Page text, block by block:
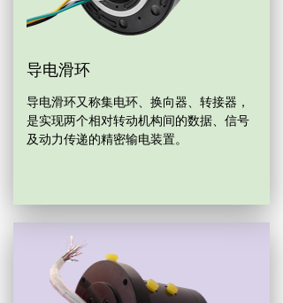
导电滑环
导电滑环又称集电环、换向器、转接器，
是实现两个相对转动机构间的数据、信号
及动力传递的精密输电装置。